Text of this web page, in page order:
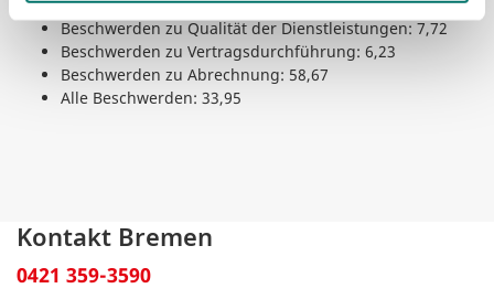
Beschwerden zu Qualität der Dienstleistungen: 7,72
Beschwerden zu Vertragsdurchführung: 6,23
Beschwerden zu Abrechnung: 58,67
Alle Beschwerden: 33,95
Kontakt Bremen
0421 359-3590